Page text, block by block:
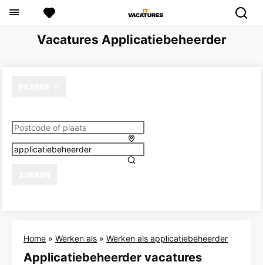
Vacatures Applicatiebeheerder
Home » Werken als » Werken als applicatiebeheerder
Applicatiebeheerder vacatures